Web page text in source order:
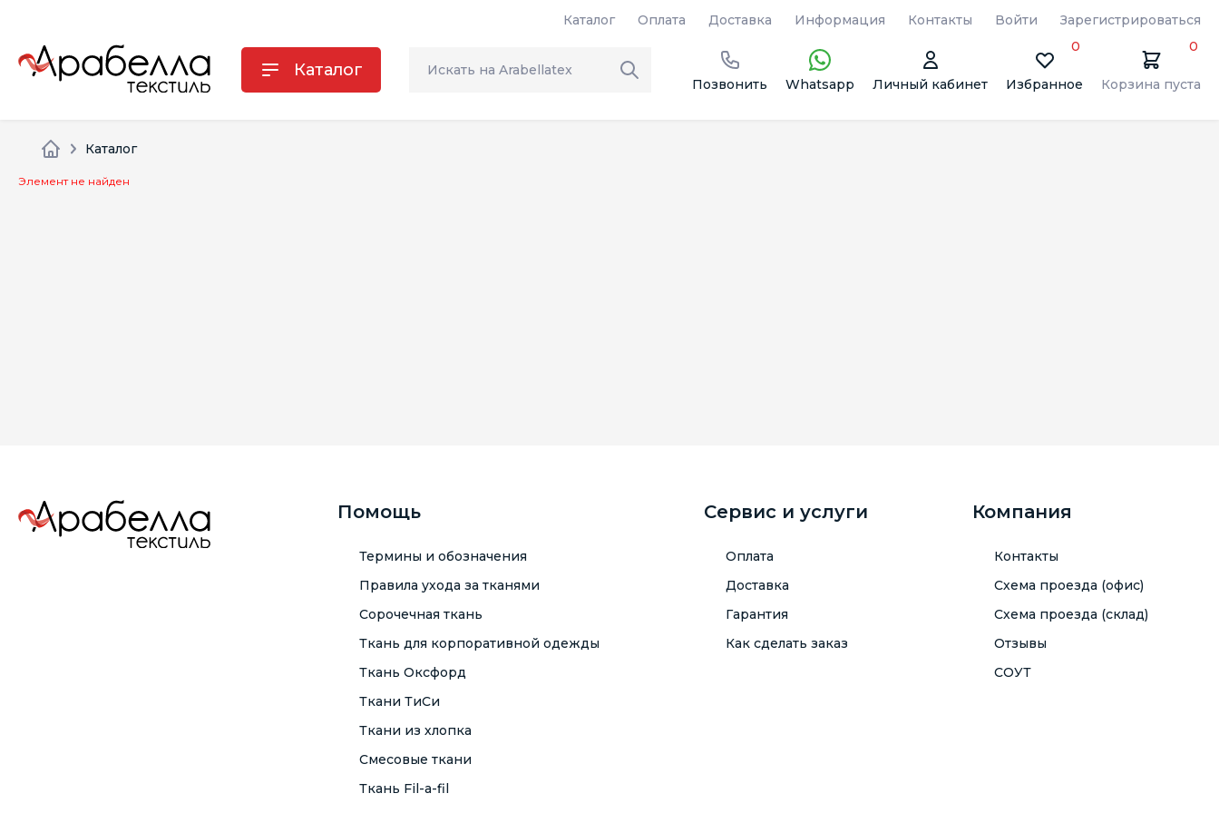
Каталог Оплата Доставка Информация Контакты Войти Зарегистрироваться
Каталог
Позвонить Whatsapp Личный кабинет Избранное
0
Корзина пуста
0
Каталог
Элемент не найден
Помощь
Термины и обозначения
Правила ухода за тканями
Сорочечная ткань
Ткань для корпоративной одежды
Ткань Оксфорд
Ткани ТиСи
Ткани из хлопка
Смесовые ткани
Ткань Fil-a-fil
Сервис и услуги
Оплата
Доставка
Гарантия
Как сделать заказ
Компания
Контакты
Схема проезда (офис)
Схема проезда (склад)
Отзывы
СОУТ